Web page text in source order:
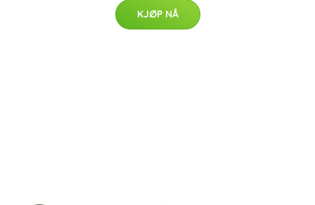
KJØP NÅ